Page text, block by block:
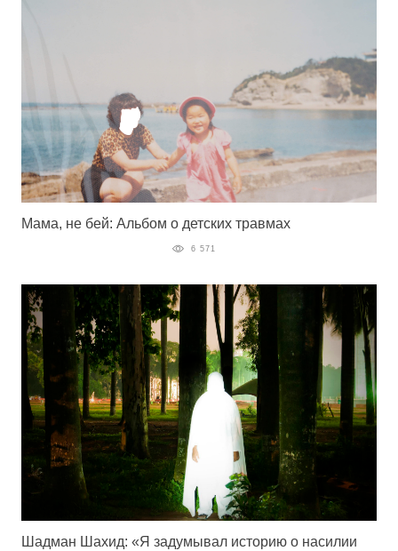
Мама, не бей: Альбом о детских травмах
6 571
Шадман Шахид: «Я задумывал историю о насилии